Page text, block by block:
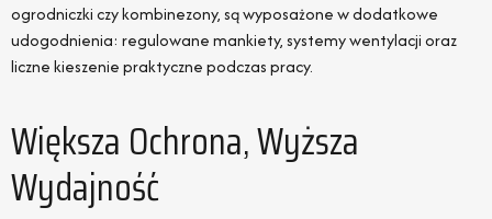
ogrodniczki czy kombinezony, są wyposażone w dodatkowe
udogodnienia: regulowane mankiety, systemy wentylacji oraz
liczne kieszenie praktyczne podczas pracy.
Większa Ochrona, Wyższa
Wydajność